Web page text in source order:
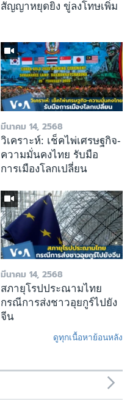
สัญญาหยุดยิง ขู่ลงโทษเพิ่ม
มีนาคม 14, 2568
วิเคราะห์: เช็คไพ่เศรษฐกิจ-
ความมั่นคงไทย รับมือ
การเมืองโลกเปลี่ยน
มีนาคม 14, 2568
สภายุโรปประณามไทย
กรณีการส่งชาวอุยกูร์ไปยัง
จีน
ดูทุกเนื้อหาย้อนหลัง